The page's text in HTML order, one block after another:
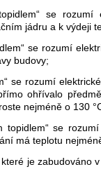
se
jádru a k výdeji
se rozumí
budovy;
se rozumí
ohřívalo
nejméně o 130
topidlem“ se
má teplotu
které je